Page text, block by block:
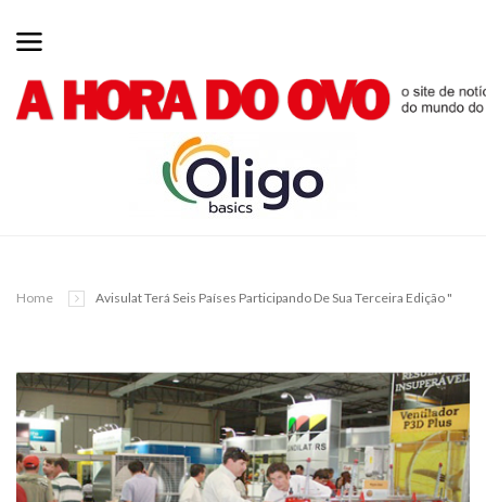
Home Avisulat Terá Seis Países Participando De Sua Terceira Edição "